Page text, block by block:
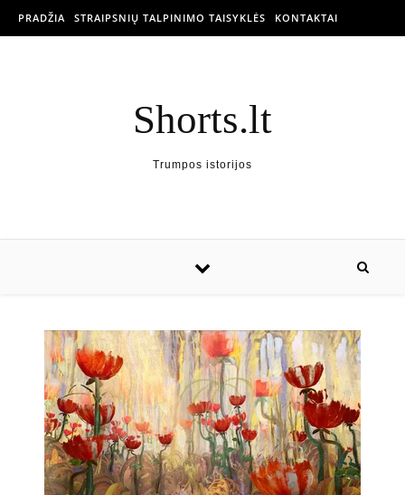
PRADŽIA STRAIPSNIŲ TALPINIMO TAISYKLĖS KONTAKTAI
Shorts.lt
Trumpos istorijos